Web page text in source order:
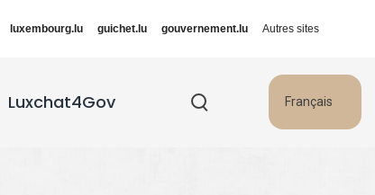
luxembourg.lu guichet.lu gouvernement.lu Autres sites
Luxchat4Gov Français